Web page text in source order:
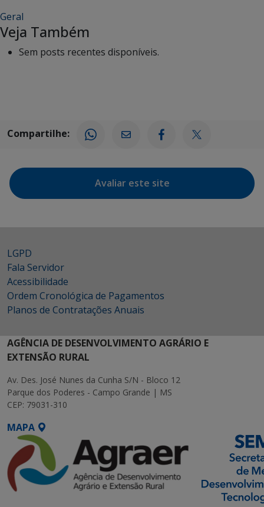
Geral
Veja Também
Sem posts recentes disponíveis.
Compartilhe:
Avaliar este site
LGPD
Fala Servidor
Acessibilidade
Ordem Cronológica de Pagamentos
Planos de Contratações Anuais
AGÊNCIA DE DESENVOLVIMENTO AGRÁRIO E
EXTENSÃO RURAL
Av. Des. José Nunes da Cunha S/N - Bloco 12
Parque dos Poderes - Campo Grande | MS
CEP: 79031-310
MAPA